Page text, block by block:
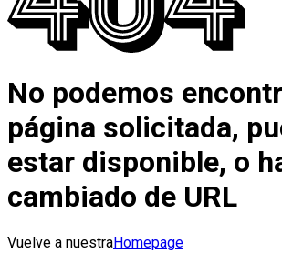
No podemos
página solicitada,
estar disponible, o
cambiado de URL
Vuelve a nuestraHomepage